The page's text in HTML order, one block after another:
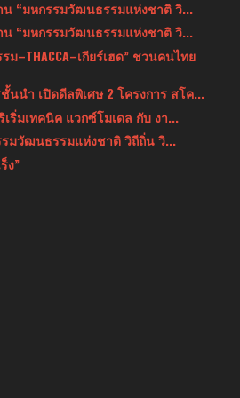
“มหกรรมวัฒนธรรมแห่งชาติ วิ...
“มหกรรมวัฒนธรรมแห่งชาติ วิ...
–THACCA–เกียร์เฮด” ชวนคนไทย
นนำ เปิดดีลพิเศษ 2 โครงการ สโค...
ริ่มเทคนิค แวกซ์โมเดล กับ งา...
รมวัฒนธรรมแห่งชาติ วิถีถิ่น วิ...
ง”